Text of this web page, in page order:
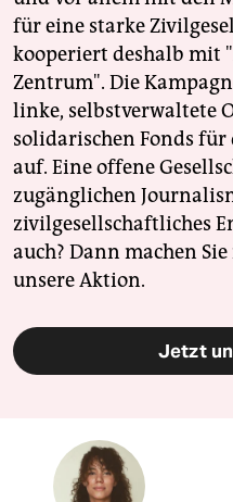
für eine starke
kooperiert deshalb mit
Zentrum". Die
linke, selbstverwaltete
solidarischen Fonds
auf. Eine offene
zugänglichen
zivilgesellschaftliches
auch? Dann machen
unsere Aktion.
Jetzt